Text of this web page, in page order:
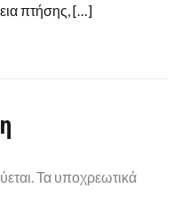
πτήσης, […]
Τα υποχρεωτικά